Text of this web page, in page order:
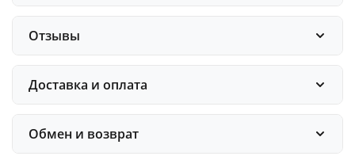
Отзывы
Доставка и оплата
Обмен и возврат